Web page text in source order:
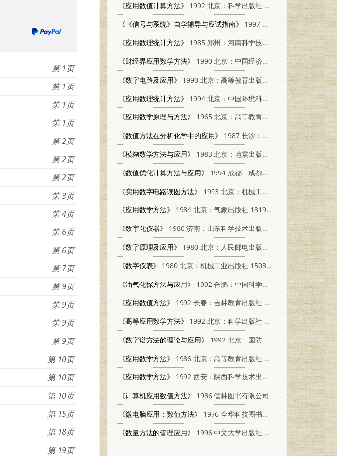
1
1
1
1
2
2
2
3
4
6
6
7
9
9
9
9
10
10
10
15
18
19
《应用数值计算方法》
1992 北京：科学出版社 7030028503
《《信号与系统》自学辅导与应试指南》
1997 成都：电子科技大学出版社 7810436899
《应用数理统计方法》
1985 郑州：河南科学技术出版社 4245·3
《财经界应用数学方法》
1990 北京：中国经济出版社 7501705720
《数字电路及应用》
1990 北京：高等教育出版社 7040027658
《应用数理统计方法》
1994 北京：中国环境科学出版社 7800935477
《应用数学原理与方法》
1965 北京：高等教育出版社
《数值方法在分析化学中的应用》
1987 长沙：中南工业大学出版社 7810200135
《模糊数学方法与应用》
1983 北京：地震出版社 13180·193
《数值优化计算方法与应用》
1994 成都：成都科技大学出版社 7561629486
《实用数字电路读图方法》
1993 北京：机械工业出版社 711103760X
《应用数学方法》
1984 北京：气象出版社 13194·0106
《数字化仪器》
1980 济南：山东科学技术出版社 15195·78
《数字原理及应用》
1980 北京：人民邮电出版社 15045·总2383有5163
《数字仪表》
1980 北京：机械工业出版社 15033·4570
《油气化探方法与应用》
1992 合肥：中国科学技术大学出版社 7312002420
《应用数值方法》
1992 长春：吉林教育出版社 7538316191
《高等应用数学方法》
1992 北京：科学出版社 7030027124
《数字谱方法的理论与应用》
1992 北京：国防工业出版社 7118010030
《应用数学方法》
1986 北京：高等教育出版社 13010·0890
《应用数学方法》
1992 西安：陕西科学技术出版社 7536914342
《计算机应用数值方法》
1986 儒林图书有限公司
《微电脑应用：数值方法》
1976 全华科技图书股份有限公司
《数量方法的管理应用》
1996 中文大学出版社 9622017185